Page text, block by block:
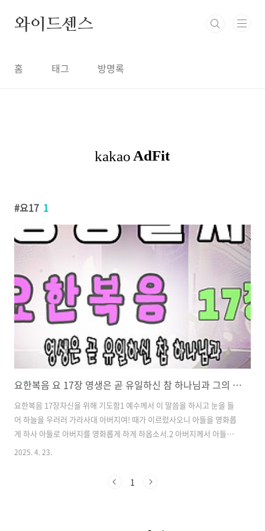
와이드센스
홈 태그 방명록
요17 1
요한복음 요 17장 영생은 곧 유일하신 참 하나님과 그의 보내신 자 예수 그리스도를 아는 것이다
요한복음 17장자신을 위해 기도함1 예수께서 이 말씀을 하시고 눈을 들
어 하늘을 우러러 가라사대 아버지여! 때가 이르렀사오니 아들을 영화롭
게 하사 아들로 아버지를 영화롭게 하게 하옵소서.2 아버지께서 아들에
게 주신 모든 자에게 영생을 주게 하시려고 만민을 다스리는 권세를 아들
자 예수 그리스도를 아는 것이니라.4 아버지께서 내게 하라고 주신 일을
2025. 4. 23.
1